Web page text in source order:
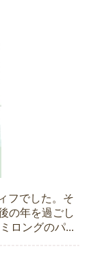
フでした。そ
の年を過ごし
ロングのパ...